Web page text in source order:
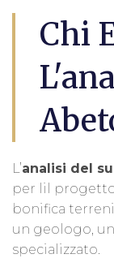
Chi
L’analisi del
per lil
bonifica
un geologo,
specializzato.